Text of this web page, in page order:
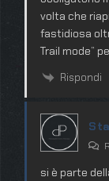
volta che
fastidiosa
Trail mode”
Rispondi
si è parte